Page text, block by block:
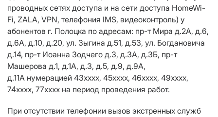
проводных сетях доступа и на сети доступа HomeWi-
Fi, ZALA, VPN, телефония IMS, видеоконтроль) у
абонентов г. Полоцка по адресам: пр-т Мира д.2А, д.6,
д.6А, д.10, д.20, ул. Зыгина д.51, д.53, ул. Богдановича
д.14, пр-т Иоанна Зодчего д.3, д.3А, д.3Б, пр-т
Машерова д.1, д.1А, д.3, д.5, д.9, д.9А,
д.11А нумерацией 43хххх, 45хххх, 46хххх, 49хххх,
74хххх, 77хххх на период проведения работ.
При отсутствии телефонии вызов экстренных служб